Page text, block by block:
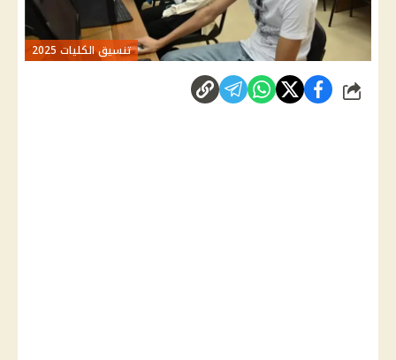
تنسيق الكليات 2025
شارك